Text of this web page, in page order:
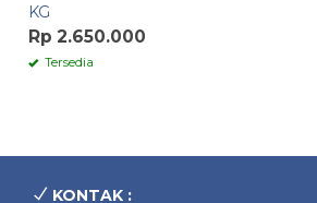
KG
Rp 2.650.000
Tersedia
KONTAK :